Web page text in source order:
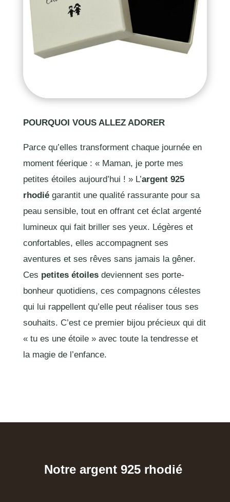
POURQUOI VOUS ALLEZ ADORER
Parce qu’elles transforment chaque journée en
moment féerique : « Maman, je porte mes
petites étoiles aujourd’hui ! » L’argent 925
rhodiégarantit une qualité rassurante pour sa
peau sensible, tout en offrant cet éclat argenté
lumineux qui fait briller ses yeux. Légères et
confortables, elles accompagnent ses
aventures et ses rêves sans jamais la gêner.
Ces petites étoilesdeviennent ses porte-
bonheur quotidiens, ces compagnons célestes
qui lui rappellent qu’elle peut réaliser tous ses
souhaits. C’est ce premier bijou précieux qui dit
« tu es une étoile » avec toute la tendresse et
la magie de l’enfance.
Notre argent 925 rhodié